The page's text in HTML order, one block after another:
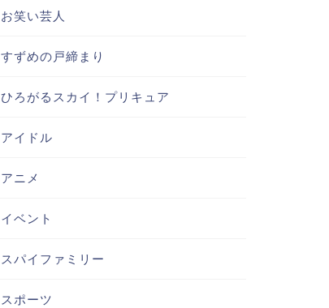
お笑い芸人
すずめの戸締まり
ひろがるスカイ！プリキュア
アイドル
アニメ
イベント
スパイファミリー
スポーツ